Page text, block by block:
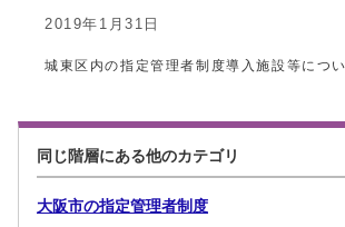
2019年1月31日
城東区内の指定管理者制度導入施設等につ
同じ階層にある他のカテゴリ
大阪市の指定管理者制度